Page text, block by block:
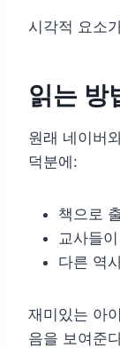
시각적 요소
읽는 방
원래 네이버
덕분에:
책으로
교사들
다른 역
재미있는 아
음을 보여준